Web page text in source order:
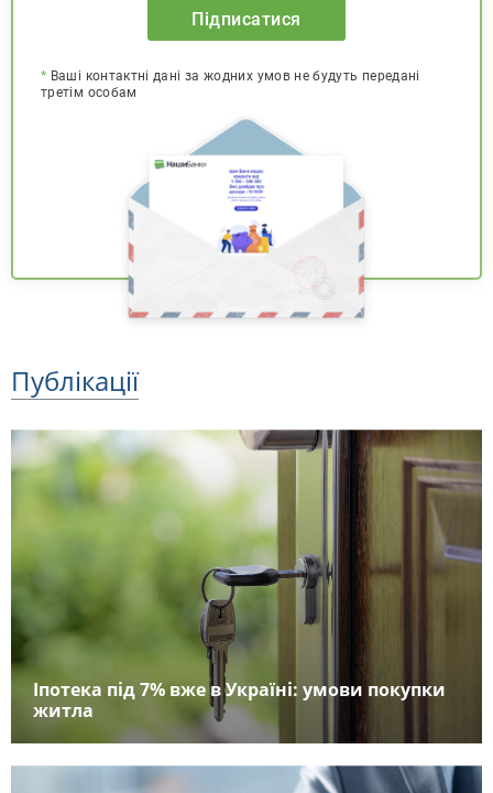
Підписатися
* Ваші контактні дані за жодних умов не будуть передані
третім особам
Публікації
Іпотека під 7% вже в Україні: умови покупки
житла